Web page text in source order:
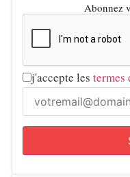
Abonnez
j'accepte les termes